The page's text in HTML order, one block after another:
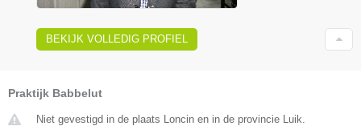
BEKIJK VOLLEDIG PROFIEL
Praktijk Babbelut
Niet gevestigd in de plaats Loncin en in de provincie Luik.